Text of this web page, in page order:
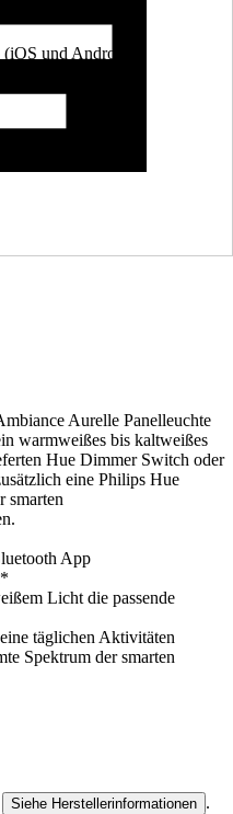
Fernbedienung
und Android)
Aurelle Panelleuchte
warmweißes bis kaltweißes
Hue Dimmer Switch oder
eine Philips Hue
smarten
App
Licht die passende
täglichen Aktivitäten
Spektrum der smarten
Siehe Herstellerinformationen .